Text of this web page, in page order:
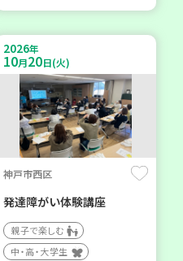
2026年
10月20日(火)
神戸市西区
発達障がい体験講座
親子で楽しむ
中・高・大学生